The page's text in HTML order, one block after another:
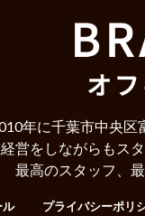
年に千葉市中央区
営をしながらもス
最高のスタッフ、
ル プライバシーポリ